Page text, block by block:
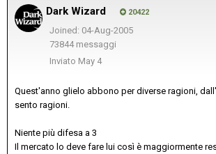
Dark Wizard 20422
Joined: 04-Aug-2005
73844 messaggi
Inviato May 4
Quest'anno glielo abbono per diverse ragioni,
sento ragioni.
Niente più difesa a 3
Il mercato lo deve fare lui così è maggiormente